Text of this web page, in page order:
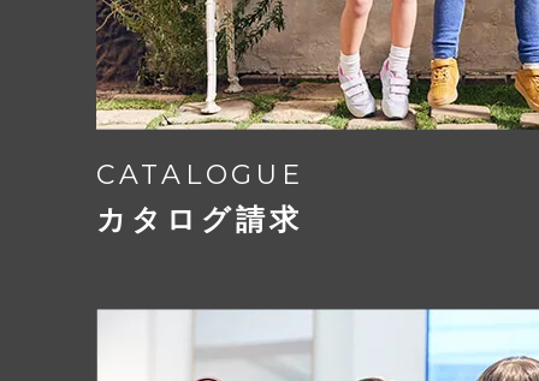
CATALOGUE
カタログ請求